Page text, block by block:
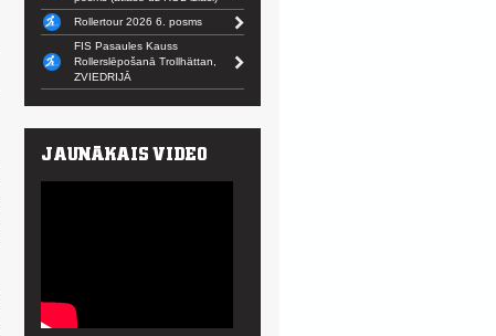
Rollertour 2026 6. posms
FIS Pasaules Kauss
Rollerslēpošanā Trollhättan,
ZVIEDRIJĀ